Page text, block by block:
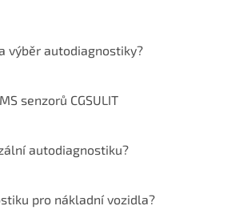
výběr autodiagnostiky?
senzorů CGSULIT
autodiagnostiku?
pro nákladní vozidla?